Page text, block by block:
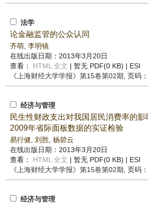
法学
论金融监管的公众认同
齐萌 李明镜
在线出版日期：2013年3月20日
查看： HTML 全文 | 暂无 PDF(0 KB) | ESI
《上海财经大学学报》 第15卷第02期 , 页码
经济与管理
民生性财政支出对我国居民消费率的
2009年省际面板数据的实证检验
易行健 刘胜 杨碧云
在线出版日期：2013年3月20日
查看： HTML 全文 | 暂无 PDF(0 KB) | ESI
《上海财经大学学报》 第15卷第02期 , 页码
经济与管理